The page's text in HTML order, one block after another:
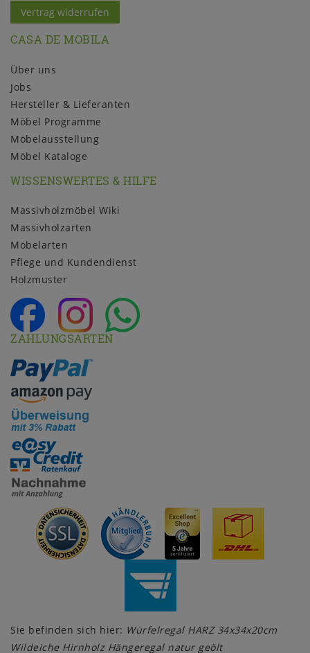
Vertrag widerrufen
CASA DE MOBILA
Über uns
Jobs
Hersteller & Lieferanten
Möbel Programme
Möbelausstellung
Möbel Kataloge
WISSENSWERTES & HILFE
Massivholzmöbel Wiki
Massivholzarten
Möbelarten
Pflege und Kundendienst
Holzmuster
ZAHLUNGSARTEN
Sie befinden sich hier: Würfelregal HARZ 34x34x20cm
Wildeiche Hirnholz Hängeregal natur geölt